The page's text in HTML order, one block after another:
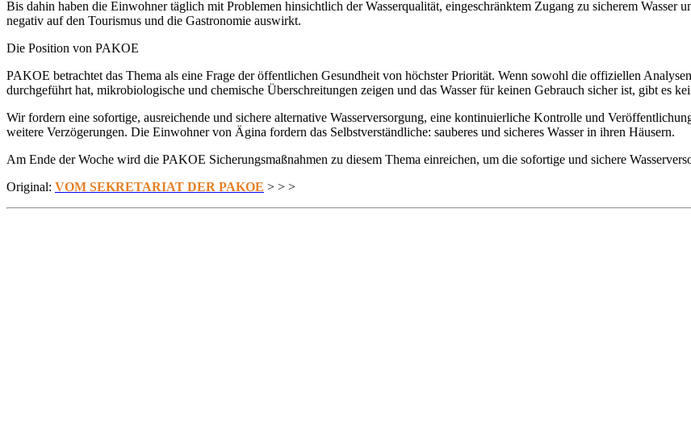
Bis dahin haben die Einwohner täglich mit Problemen hinsichtlich der Wasserqualität, eingeschränktem Zugang zu sicherem Wasser
negativ auf den Tourismus und die Gastronomie auswirkt.
Die Position von PAKOE
PAKOE betrachtet das Thema als eine Frage der öffentlichen Gesundheit von höchster Priorität. Wenn sowohl die offiziellen
durchgeführt hat, mikrobiologische und chemische Überschreitungen zeigen und das Wasser für keinen Gebrauch sicher ist, gibt es
Wir fordern eine sofortige, ausreichende und sichere alternative Wasserversorgung, eine kontinuierliche Kontrolle und
weitere Verzögerungen. Die Einwohner von Ägina fordern das Selbstverständliche: sauberes und sicheres Wasser in ihren Häusern.
Am Ende der Woche wird die PAKOE Sicherungsmaßnahmen zu diesem Thema einreichen, um die sofortige und sichere
Original: VOM SEKRETARIAT DER PAKOE > > >